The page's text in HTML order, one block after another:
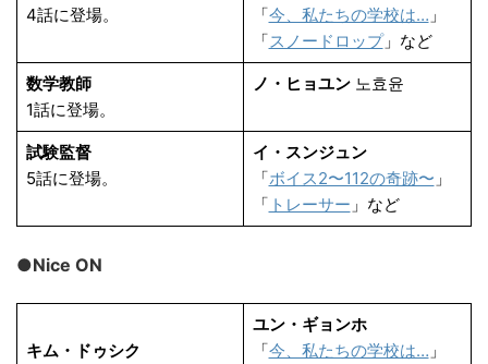
4話に登場。
「今、私たちの学校は… 」
「スノードロップ」など
数学教師
1話に登場。
ノ・ヒョユン노효윤
試験監督
5話に登場。
イ・スンジュン
「ボイス2〜112の奇跡〜 」
「 トレーサー 」など
●Nice ON
キム・ドゥシク
ユン・ギョンホ
「今、私たちの学校は… 」